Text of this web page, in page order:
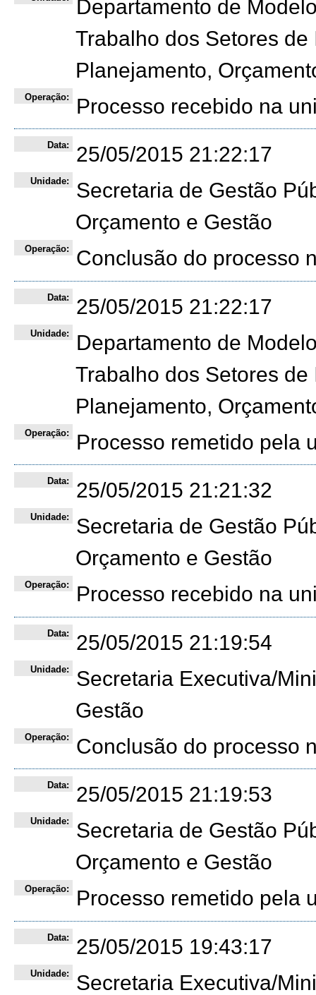
Departamento de
Trabalho dos Setores
Planejamento,
Operação: Processo recebido na
Data: 25/05/2015 21:22:17
Unidade:
Secretaria de Gestão
Orçamento e Gestão
Operação: Conclusão do processo
Data: 25/05/2015 21:22:17
Unidade:
Departamento de
Trabalho dos Setores
Planejamento,
Operação: Processo remetido pela
Data: 25/05/2015 21:21:32
Unidade:
Secretaria de Gestão
Orçamento e Gestão
Operação: Processo recebido na
Data: 25/05/2015 21:19:54
Unidade:
Secretaria Executiva/
Gestão
Operação: Conclusão do processo
Data: 25/05/2015 21:19:53
Unidade:
Secretaria de Gestão
Orçamento e Gestão
Operação: Processo remetido pela
Data: 25/05/2015 19:43:17
Unidade:
Secretaria Executiva/